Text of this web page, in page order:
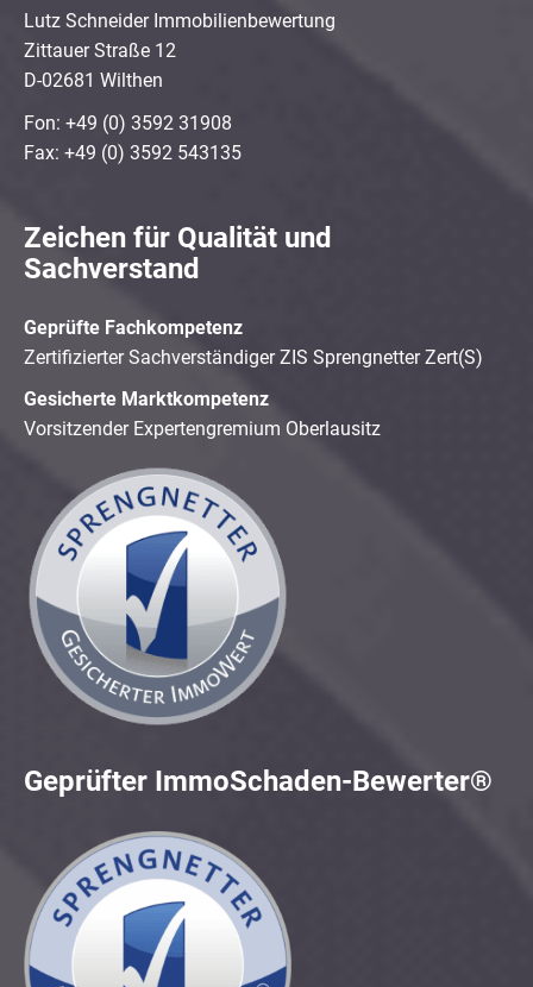
Lutz Schneider Immobilienbewertung
Zittauer Straße 12
D-02681 Wilthen
Fon: +49 (0) 3592 31908
Fax: +49 (0) 3592 543135
Zeichen für Qualität und
Sachverstand
Geprüfte Fachkompetenz
Zertifizierter Sachverständiger ZIS Sprengnetter Zert(S)
Gesicherte Marktkompetenz
Vorsitzender Expertengremium Oberlausitz
Geprüfter ImmoSchaden-Bewerter®